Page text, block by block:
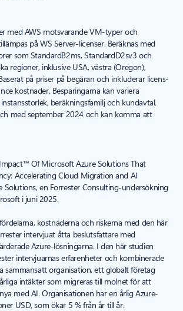
med AWS motsvarande VM-typer och
på WS Server-licenser. Beräknas med
som StandardB2ms, StandardD2sv3 och
regioner, inklusive USA, västra (Oregon),
på priser på begäran och inkluderar licens-
kostnader. Besparingarna kan variera
beräkningsfamilj och kundavtal.
med september 2024 och kan komma att
Of Microsoft Azure Solutions That
Accelerating Cloud Migration and AI
en Forrester Consulting-undersökning
i juni 2025.
kostnaderna och riskerna med den här
intervjuat åtta beslutsfattare med
Azure-lösningarna. I den här studien
intervjuarnas erfarenheter och kombinerade
sammansatt organisation, ett globalt företag
intäkter som migreras till molnet för att
med AI. Organisationen har en årlig Azure-
USD, som ökar 5 % från år till år.